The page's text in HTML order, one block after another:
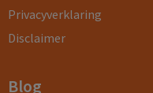
Privacyverklaring
Disclaimer
Blog